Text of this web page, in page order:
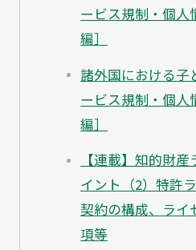
ービス規制・個人
編］
諸外国における子
ービス規制・個人
編］
【連載】知的財
イント（2）特許
契約の構成、ライ
項等